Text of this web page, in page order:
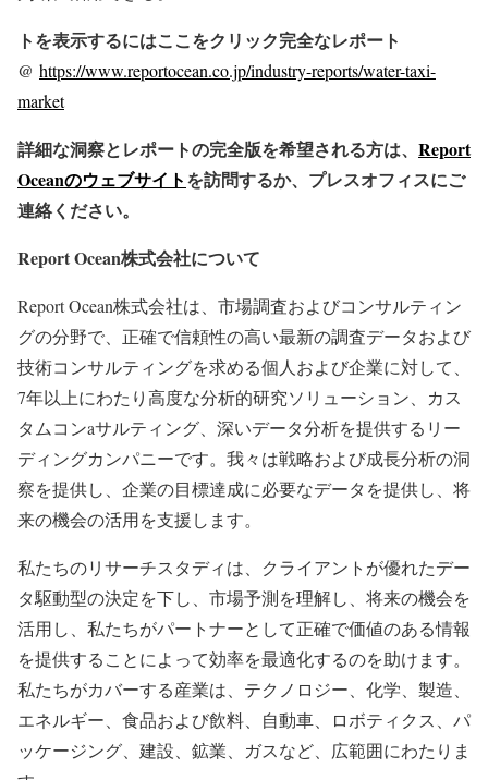
トを表示するにはここをクリック完全なレポート
@ https://www.reportocean.co.jp/industry-reports/water-taxi-
market
詳細な洞察とレポートの完全版を希望される方は、 Report
Oceanのウェブサイトを訪問するか、プレスオフィスにご
連絡ください。
Report Ocean株式会社について
Report Ocean株式会社は、市場調査およびコンサルティン
グの分野で、正確で信頼性の高い最新の調査データおよび
技術コンサルティングを求める個人および企業に対して、
7年以上にわたり高度な分析的研究ソリューション、カス
タムコンaサルティング、深いデータ分析を提供するリー
ディングカンパニーです。我々は戦略および成長分析の洞
察を提供し、企業の目標達成に必要なデータを提供し、将
来の機会の活用を支援します。
私たちのリサーチスタディは、クライアントが優れたデー
タ駆動型の決定を下し、市場予測を理解し、将来の機会を
活用し、私たちがパートナーとして正確で価値のある情報
を提供することによって効率を最適化するのを助けます。
私たちがカバーする産業は、テクノロジー、化学、製造、
エネルギー、食品および飲料、自動車、ロボティクス、パ
ッケージング、建設、鉱業、ガスなど、広範囲にわたりま